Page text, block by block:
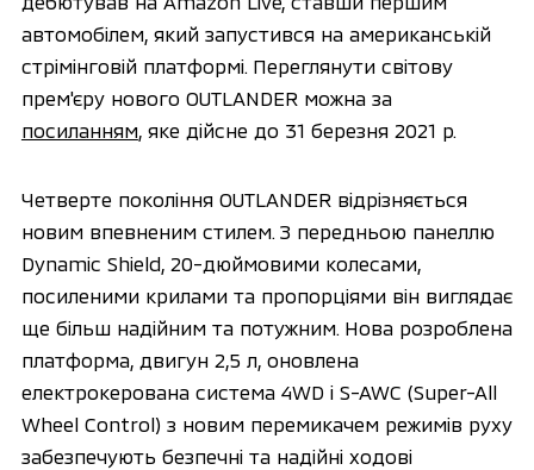
автомобілем, який запустився на американській
стрімінговій платформі. Переглянути світову
прем'єру нового OUTLANDER можна за
посиланням, яке дійсне до 31 березня 2021 р.
Четверте покоління OUTLANDER відрізняється
новим впевненим стилем. З передньою панеллю
Dynamic Shield, 20-дюймовими колесами,
посиленими крилами та пропорціями він виглядає
ще більш надійним та потужним. Нова розроблена
платформа, двигун 2,5 л, оновлена ​​
електрокерована система 4WD і S-AWC (Super-All
Wheel Control) з новим перемикачем режимів руху
забезпечують безпечні та надійні ходові